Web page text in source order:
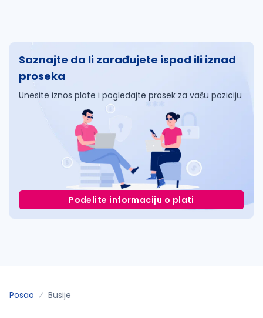
Saznajte da li zarađujete ispod ili iznad
proseka
Unesite iznos plate i pogledajte prosek za vašu poziciju
Podelite informaciju o plati
Posao Busije